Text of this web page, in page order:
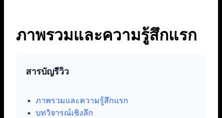
ภาพรวมและความรู้สึกแรก
สารบัญรีวิว
ภาพรวมและความรู้สึกแรก
บทวิจารณ์เชิงลึก